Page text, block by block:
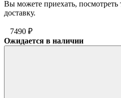
Вы можете приехать, посмотреть
доставку.
7490 ₽
Ожидается в наличии